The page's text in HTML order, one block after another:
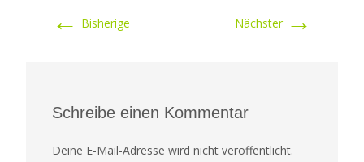
← Bisherige Nächster →
Schreibe einen Kommentar
Deine E-Mail-Adresse wird nicht veröffentlicht.